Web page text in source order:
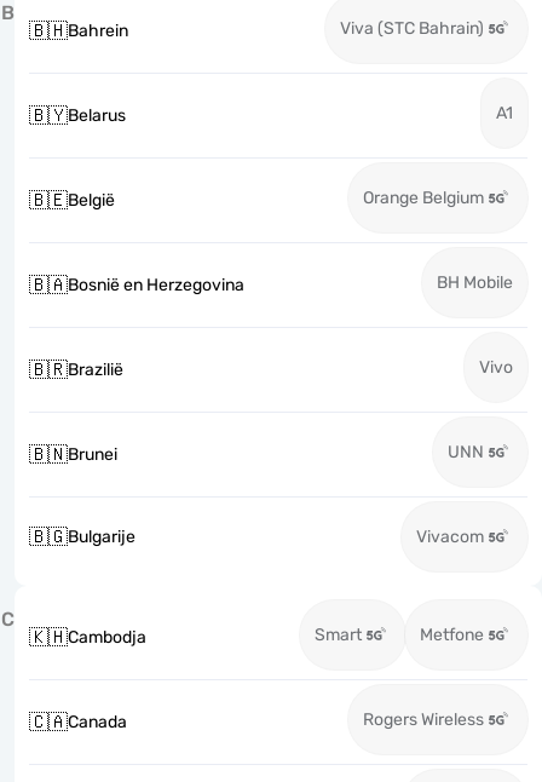
B
🇧🇭Bahrein Viva (STC Bahrain)
🇧🇾Belarus A1
🇧🇪België Orange Belgium
🇧🇦Bosnië en Herzegovina BH Mobile
🇧🇷Brazilië Vivo
🇧🇳Brunei UNN
🇧🇬Bulgarije Vivacom
C
🇰🇭Cambodja Smart Metfone
🇨🇦Canada Rogers Wireless